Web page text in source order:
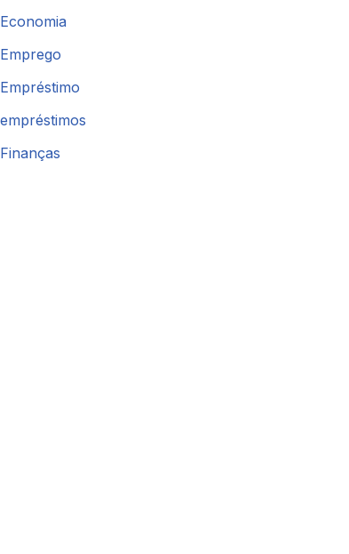
Economia
Emprego
Empréstimo
empréstimos
Finanças